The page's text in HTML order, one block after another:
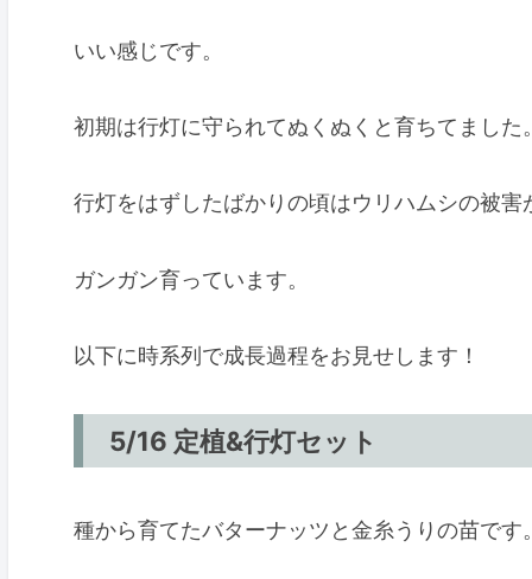
6/4 ウリハムシさんにむしゃむしゃ
6/18 茂ってきた
初期は行灯でウリハムシ対策
親づるの摘心
水やりについて
まとめ
いい感じです。
初期は行灯に守られてぬくぬくと育ちてました
行灯をはずしたばかりの頃はウリハムシの被
ガンガン育っています。
以下に時系列で成長過程をお見せします！
5/16 定植&行灯セット
種から育てたバターナッツと金糸うりの苗です